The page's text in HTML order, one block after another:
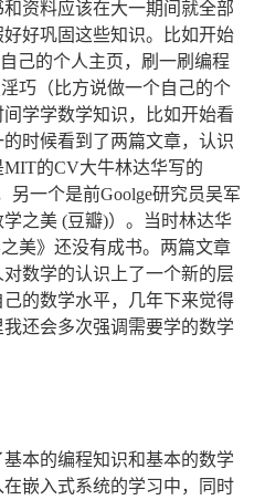
资料应该在大一期间就全部
好巩固这些知识。比如开始
己的个人主页，刷一刷编程
巧（比方说做一个自己的个
学学数学知识，比如开始看
时候看到了两篇文章，认识
的CV大牛林达华写的
另一个是前Goolge研究员吴军
之美 (豆瓣)）。当时林达华
美》还没有成书。两篇文章
数学的认识上了一个新的层
的数学水平，几年下来觉得
还会多次强调需要学的数学
基本的编程知识和基本的数学
嵌入式系统的学习中，同时